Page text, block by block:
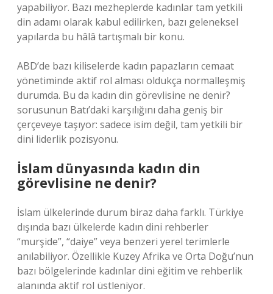
yapabiliyor. Bazı mezheplerde kadınlar tam yetkili
din adamı olarak kabul edilirken, bazı geleneksel
yapılarda bu hâlâ tartışmalı bir konu.
ABD’de bazı kiliselerde kadın papazların cemaat
yönetiminde aktif rol alması oldukça normalleşmiş
durumda. Bu da kadın din görevlisine ne denir?
sorusunun Batı’daki karşılığını daha geniş bir
çerçeveye taşıyor: sadece isim değil, tam yetkili bir
dini liderlik pozisyonu.
İslam dünyasında kadın din
görevlisine ne denir?
İslam ülkelerinde durum biraz daha farklı. Türkiye
dışında bazı ülkelerde kadın dini rehberler
“murşide”, “daiye” veya benzeri yerel terimlerle
anılabiliyor. Özellikle Kuzey Afrika ve Orta Doğu’nun
bazı bölgelerinde kadınlar dini eğitim ve rehberlik
alanında aktif rol üstleniyor.